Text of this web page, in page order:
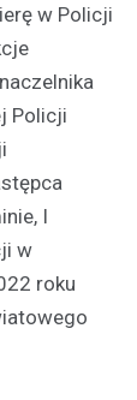
w Policji
Policji
I
w
roku